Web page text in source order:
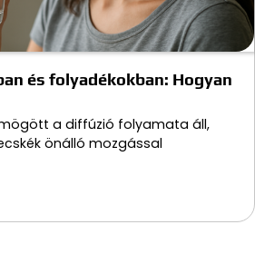
és folyadékokban: Hogyan
a diffúzió folyamata áll,
önálló mozgással